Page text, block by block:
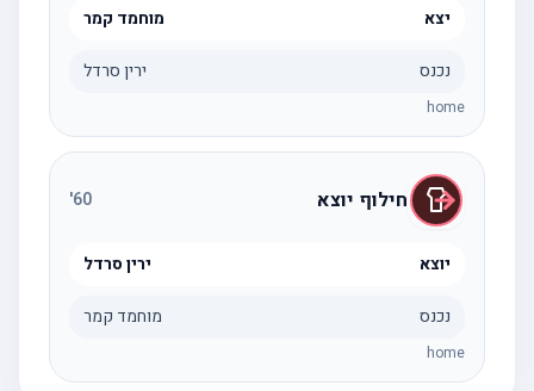
יצא מוחמד קמר
נכנס ירין סרדל
home
חילוף יוצא 60
'
יוצא ירין סרדל
נכנס מוחמד קמר
home